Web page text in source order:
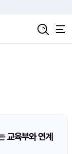
교육부와 연계